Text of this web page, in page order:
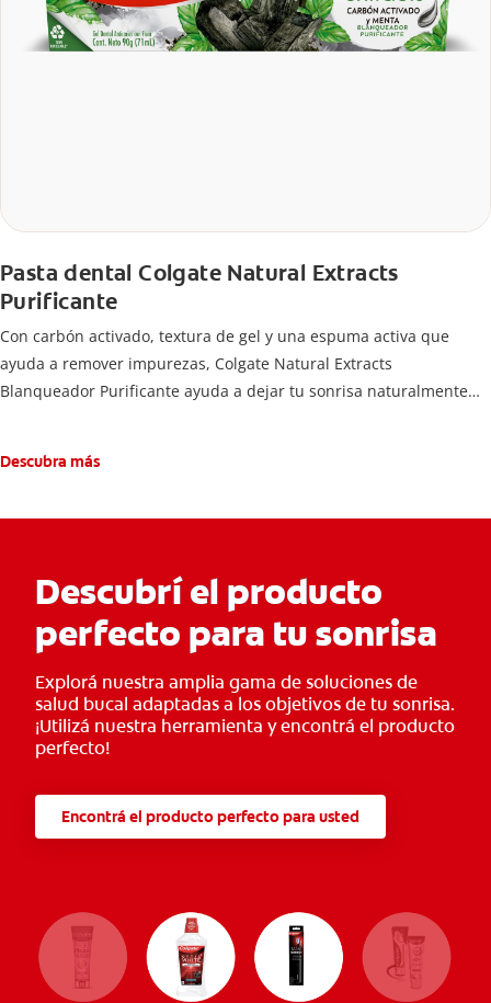
Pasta dental Colgate Natural Extracts
Purificante
Con carbón activado, textura de gel y una espuma activa que
ayuda a remover impurezas, Colgate Natural Extracts
Blanqueador Purificante ayuda a dejar tu sonrisa naturalmente
eliminar las impurezas de la boca.
Es seguro para tu esmalte dental.
Protege contra la caries.
Textura en gel.
Libre de gluten.
Con Tubo Reciclable.
Descubra más
Descubrí el producto
perfecto para tu sonrisa
Explorá nuestra amplia gama de soluciones de
salud bucal adaptadas a los objetivos de tu sonrisa.
¡Utilizá nuestra herramienta y encontrá el producto
perfecto!
Encontrá el producto perfecto para usted